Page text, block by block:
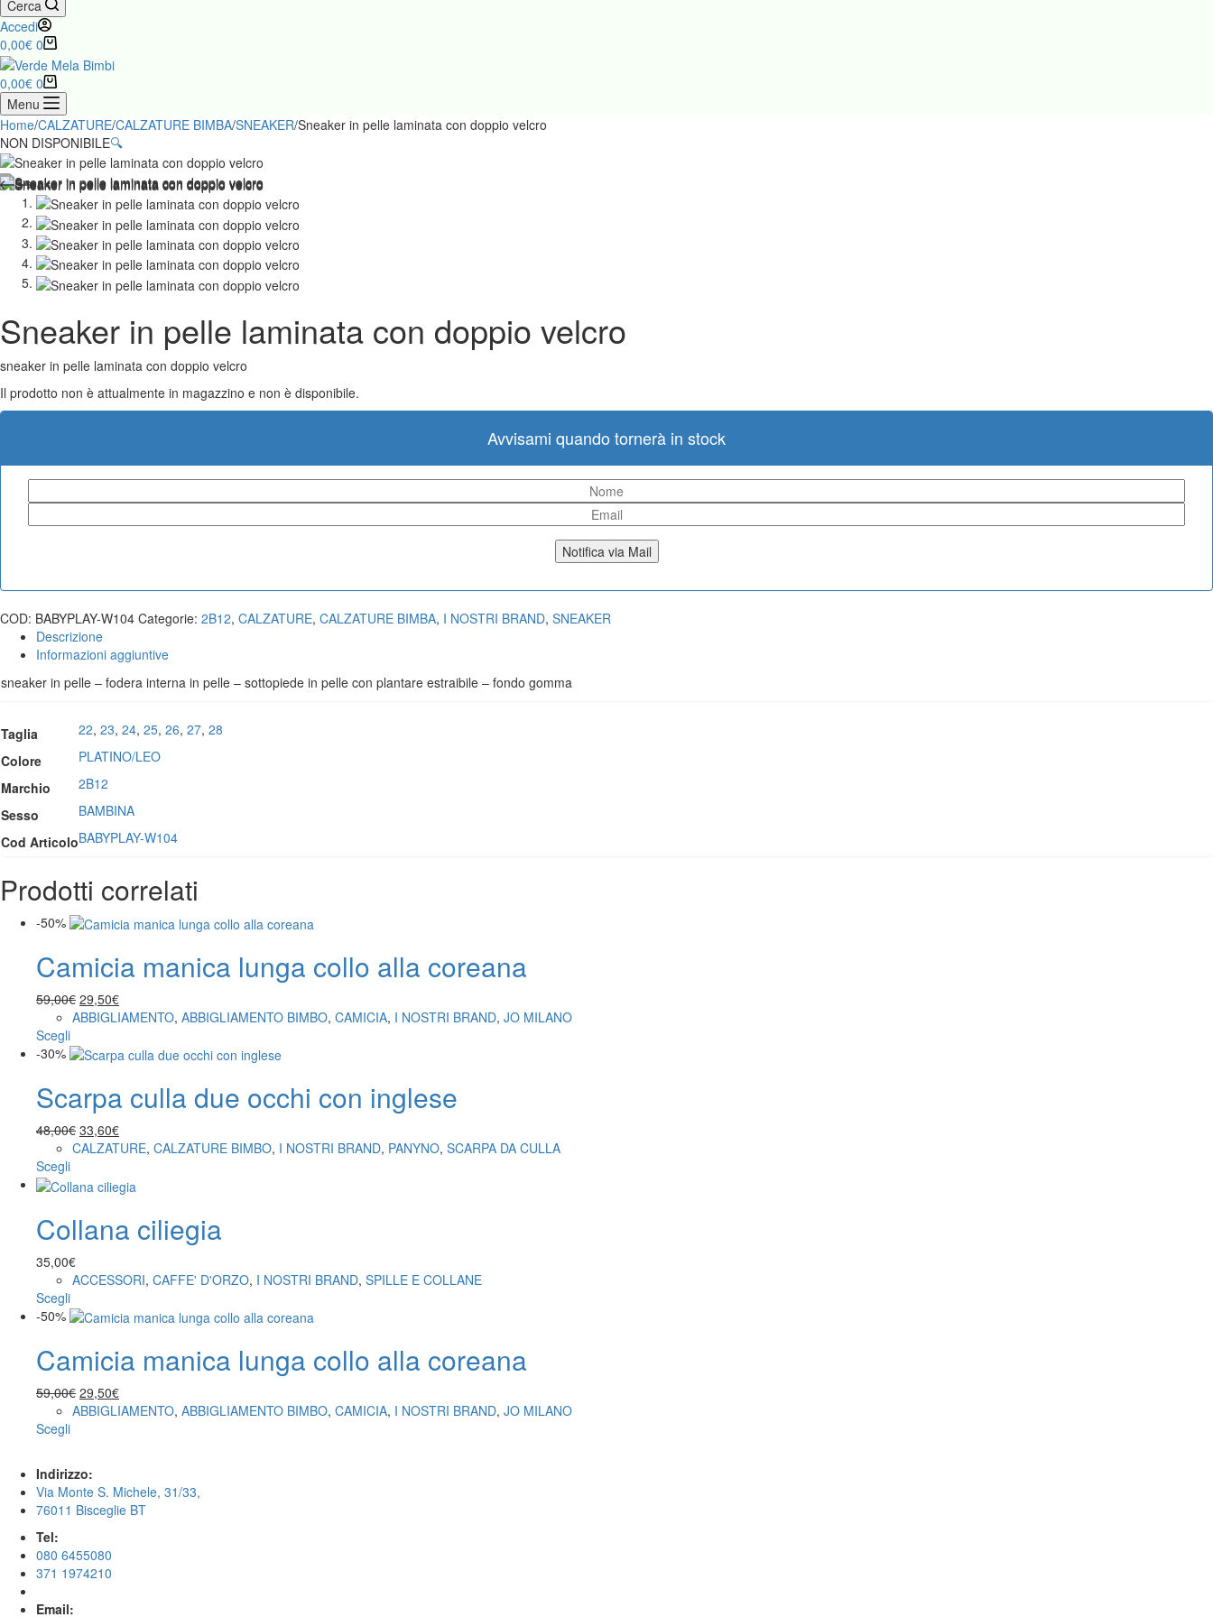
Cerca
Accedi
Carrello
0,00€ 0
Carrello
0,00€ 0
Menu
Home/CALZATURE/CALZATURE BIMBA/SNEAKER/Sneaker in pelle laminata con doppio velcro
NON DISPONIBILE🔍
Sneaker in pelle laminata con doppio velcro
sneaker in pelle laminata con doppio velcro
Il prodotto non è attualmente in magazzino e non è disponibile.
Avvisami quando tornerà in stock
Notifica via Mail
COD: BABYPLAY-W104 Categorie: 2B12, CALZATURE, CALZATURE BIMBA, I NOSTRI BRAND, SNEAKER
Descrizione
Informazioni aggiuntive
sneaker in pelle – fodera interna in pelle – sottopiede in pelle con plantare estraibile – fondo gomma
Taglia 22, 23, 24, 25, 26, 27, 28
Colore
PLATINO/LEO
Marchio
2B12
Sesso
BAMBINA
Cod ArticoloBABYPLAY-W104
Prodotti correlati
-50%
Camicia manica lunga collo alla coreana
59,00€ Il
prezzo
era:
29,50€Il
prezzo
è:
ABBIGLIAMENTO, ABBIGLIAMENTO BIMBO, CAMICIA, I NOSTRI BRAND, JO MILANO
ScegliQuesto
prodotto
varianti.
Le
opzioni
possono
essere
scelte
pagina
prodotto
-30%
Scarpa culla due occhi con inglese
48,00€ Il
prezzo
era:
33,60€Il
prezzo
è:
CALZATURE, CALZATURE BIMBO, I NOSTRI BRAND, PANYNO, SCARPA DA CULLA
ScegliQuesto
prodotto
più
varianti.
Le
opzioni
possono
essere
scelte
pagina
prodotto
Collana ciliegia
35,00€
ACCESSORI, CAFFE' D'ORZO, I NOSTRI BRAND, SPILLE E COLLANE
ScegliQuesto
prodotto
varianti.
Le
opzioni
possono
nella
pagina
del
-50%
Camicia manica lunga collo alla coreana
59,00€ Il
prezzo
29,50€Il
prezzo
ABBIGLIAMENTO, ABBIGLIAMENTO BIMBO, CAMICIA, I NOSTRI BRAND, JO MILANO
ScegliQuesto
più
varianti.
Le
possono
essere
nella
Indirizzo:
Via Monte S. Michele, 31/33,
76011 Bisceglie BT
Tel:
080 6455080
371 1974210
Email: